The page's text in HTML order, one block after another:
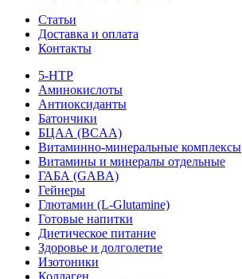
Статьи
Доставка и оплата
Контакты
5-HTP
Аминокислоты
Антиоксиданты
Батончики
БЦАА (BCAA)
Витаминно-минеральные комплексы
Витамины и минералы отдельные
ГАБА (GABA)
Гейнеры
Глютамин (L-Glutamine)
Готовые напитки
Диетическое питание
Здоровье и долголетие
Изотоники
Коллаген